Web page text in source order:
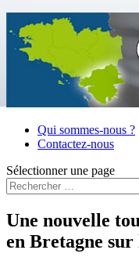
Qui sommes-nous ?
Contactez-nous
Sélectionner une page
Une nouvelle
en Bretagne sur